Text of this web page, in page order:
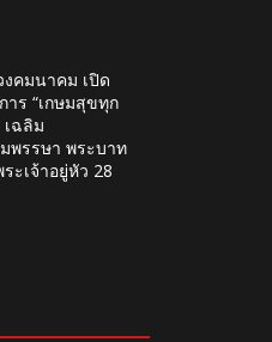
งคมนาคม เปิด
าร “เกษมสุขทุก
เฉลิม
พรรษา พระบาท
ะเจ้าอยู่หัว 28